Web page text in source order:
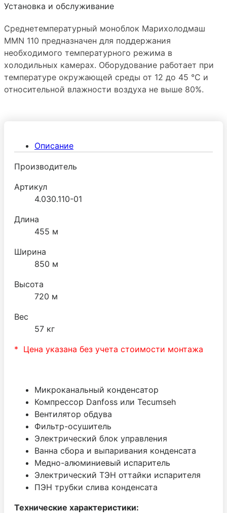
Установка и обслуживание
Среднетемпературный моноблок Марихолодмаш
MMN 110 предназначен для поддержания
необходимого температурного режима в
холодильных камерах. Оборудование работает при
температуре окружающей среды от 12 до 45 °С и
относительной влажности воздуха не выше 80%.
Описание
Производитель
Артикул
4.030.110-01
Длина
455 м
Ширина
850 м
Высота
720 м
Вес
57 кг
* Цена указана без учета стоимости монтажа
Микроканальный конденсатор
Компрессор Danfoss или Tecumseh
Вентилятор обдува
Фильтр-осушитель
Электрический блок управления
Ванна сбора и выпаривания конденсата
Медно-алюминиевый испаритель
Электрический ТЭН оттайки испарителя
ПЭН трубки слива конденсата
Технические характеристики: